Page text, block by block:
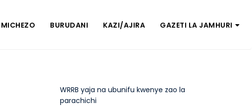
MICHEZO BURUDANI KAZI/AJIRA GAZETI LA JAMHURI
WRRB yaja na ubunifu kwenye zao la
parachichi